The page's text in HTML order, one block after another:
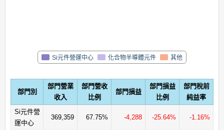
Si元件營運中心 化合物半導體元件 其他
部門別
部門營業
收入
部門營收
比例
部門損益
部門損益
比例
部門稅前
純益率
Si元件營
運中心
369,359 67.75% -4,288 -25.64% -1.16%